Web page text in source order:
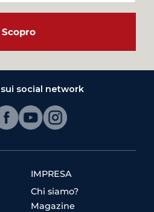
Scopro
social network
IMPRESA
Chi siamo?
Magazine